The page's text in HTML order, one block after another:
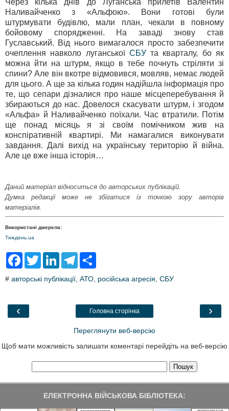
Через кілька днів до Луганська прилетів Валентин
Наливайченко з «Альфою». Вони готові були
штурмувати будівлю, мали план, чекали в повному
бойовому спорядженні. На заваді знову став
Гуславський. Від нього вимагалося просто забезпечити
очеплення навколо луганської СБУта кварталу, бо як
можна йти на штурм, якщо в тебе почнуть стріляти зі
спини? Але він вкотре відмовився, мовляв, немає людей
для цього. А ще за кілька годин надійшла інформація про
те, що сепари дізналися про наше місцеперебування й
збираються до нас. Довелося скасувати штурм, і згодом
«Альфа» й Наливайченко поїхали. Час втратили. Потім
ще понад місяць я зі своїм помічником жив на
конспіративній квартирі. Ми намагалися виконувати
завдання. Далі вихід на українську територію й війна.
Але це вже інша історія…
Даний матеріал відноситься до авторських публікацій.
Думка редакції може не збігатися із точкою зору авторів
матеріалів.
Використані джерела:
Тиждень.ua
F
e
o
T
t
L
k
T
e
a
# авторські публікації АТО російська агресія СБУ
‹ ›
Головна сторінка
Переглянути веб-версію
Щоб мати можливість залишати коментарі перейдіть на веб-версію
ЕЛЕКТРОННА ВІЙСЬКОВА БІБЛІОТЕКА: